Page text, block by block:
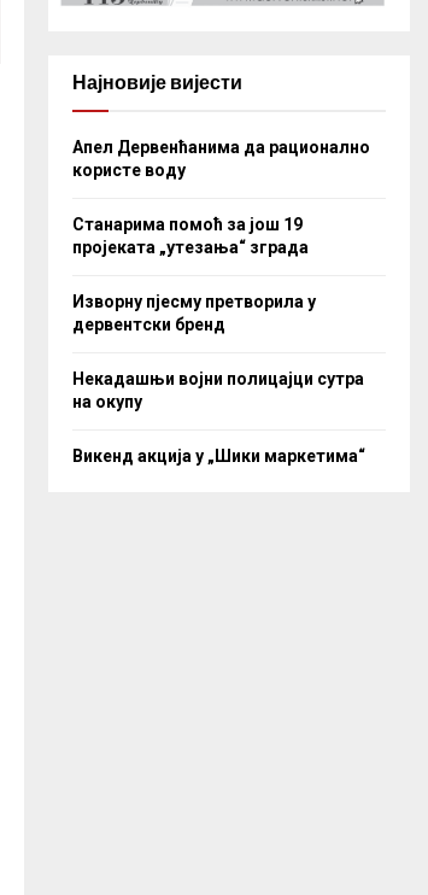
Најновије вијести
Апел Дервенћанима да рационално
користе воду
Станарима помоћ за још 19
пројеката „утезања“ зграда
Изворну пјесму претворила у
дервентски бренд
Некадашњи војни полицајци сутра
на окупу
Викенд акција у „Шики маркетима“